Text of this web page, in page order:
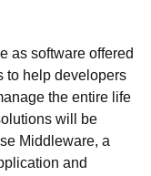
as software offered
to help developers
the entire life
will be
Middleware, a
and